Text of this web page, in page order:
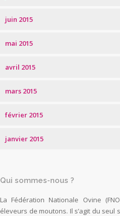
juin 2015
mai 2015
avril 2015
mars 2015
février 2015
janvier 2015
Qui sommes-nous ?
La Fédération Nationale Ovine
éleveurs de moutons. Il s’agit du